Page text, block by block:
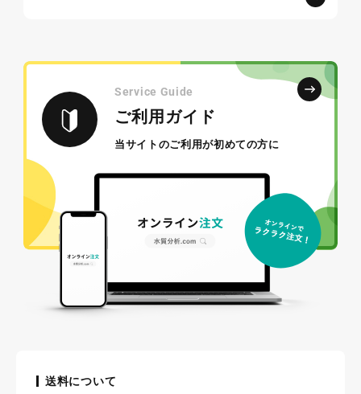
Service Guide
ご利用ガイド
当サイトのご利用が初めての方に
送料について